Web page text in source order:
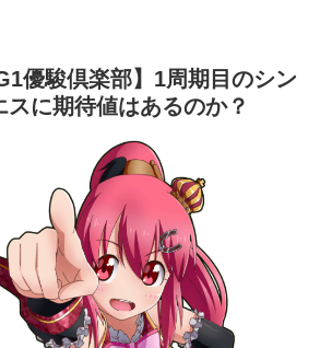
優駿倶楽部】1周期目のシン
スに期待値はあるのか？